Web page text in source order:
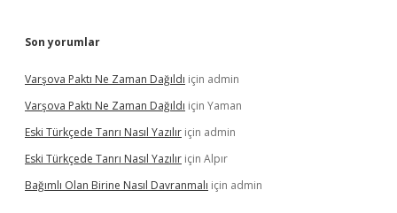
Son yorumlar
Varşova Paktı Ne Zaman Dağıldı için admin
Varşova Paktı Ne Zaman Dağıldı için Yaman
Eski Türkçede Tanrı Nasıl Yazılır için admin
Eski Türkçede Tanrı Nasıl Yazılır için Alpır
Bağımlı Olan Birine Nasıl Davranmalı için admin